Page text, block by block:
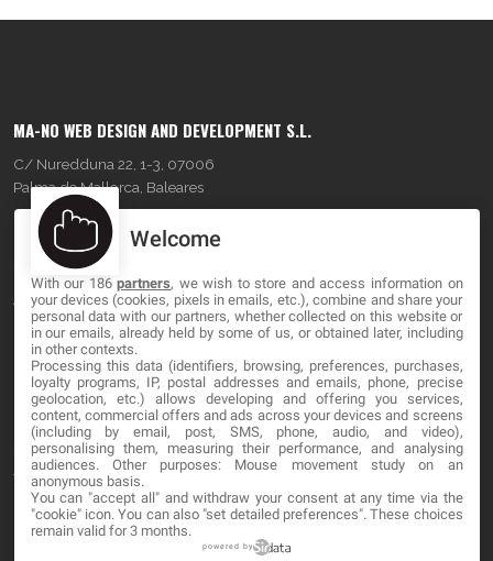
MA-NO WEB DESIGN AND DEVELOPMENT S.L.
C/ Nuredduna 22, 1-3, 07006
Palma de Mallorca, Baleares
OUR COMPANY
About
Blog
Contact
LEGAL
Terminos y Condiciones
Política de Privacidad
Welcome
With our 186partners, we wish to store and access information on
your devices (cookies, pixels in emails, etc.), combine and share your
personal data with our partners, whether collected on this website or
in our emails, already held by some of us, or obtained later, including
in other contexts.
Processing this data (identifiers, browsing, preferences, purchases,
loyalty programs, IP, postal addresses and emails, phone, precise
geolocation, etc.) allows developing and offering you services,
content, commercial offers and ads across your devices and screens
(including by email, post, SMS, phone, audio, and video),
personalising them, measuring their performance, and analysing
audiences. Other purposes: Mouse movement study on an
anonymous basis.
You can "accept all" and withdraw your consent at any time via the
"cookie" icon. You can also "set detailed preferences". These choices
remain valid for 3 months.
powered by